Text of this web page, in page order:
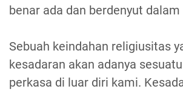
benar ada dan berdenyut
Sebuah keindahan religiusitas
kesadaran akan adanya
perkasa di luar diri kami.